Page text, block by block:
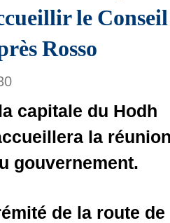
le
Rosso
capitale du Hodh
la
gouvernement.
de la route de